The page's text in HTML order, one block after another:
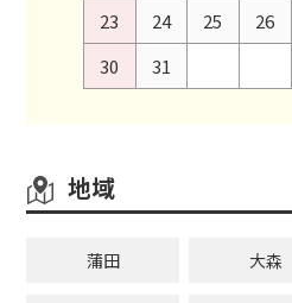
23
24 25 26
30
31
地域
蒲田 大森